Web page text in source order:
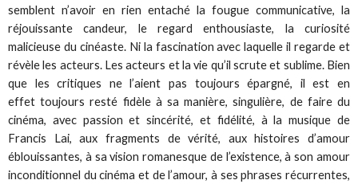
semblent n’avoir en rien entaché la fougue communicative, la
réjouissante candeur, le regard enthousiaste, la curiosité
malicieuse du cinéaste. Ni la fascination avec laquelle il regarde et
révèle les acteurs. Les acteurs et la vie qu’il scrute et sublime. Bien
que les critiques ne l’aient pas toujours épargné, il est en
effet toujours resté fidèle à sa manière, singulière, de faire du
cinéma, avec passion et sincérité, et fidélité, à la musique de
Francis Lai, aux fragments de vérité, aux histoires d’amour
éblouissantes, à sa vision romanesque de l’existence, à son amour
inconditionnel du cinéma et de l’amour, à ses phrases récurrentes,